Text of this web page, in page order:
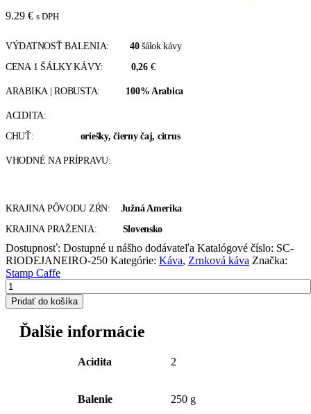
9.29 € s DPH
VÝDATNOSŤ BALENIA: 40šálok kávy
CENA 1 ŠÁLKY KÁVY:0,26€
ARABIKA | ROBUSTA: 100% Arabica
ACIDITA:
CHUŤ: oriešky, čierny čaj, citrus
VHODNÉ NA PRÍPRAVU:
KRAJINA PÔVODU ZŔN: Južná Amerika
KRAJINA PRAŽENIA: Slovensko
Dostupnosť: Dostupné u nášho dodávateľa Katalógové číslo: SC-
RIODEJANEIRO-250 Kategórie: Káva, Zrnková káva Značka:
Stamp Caffe
Pridať do košíka
Ďalšie informácie
Acidita 2
Balenie 250 g